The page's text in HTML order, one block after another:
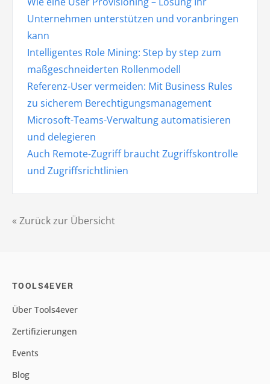
« Zurück zur Übersicht
Unternehmen unterstützen und voranbringen
kann
Intelligentes Role Mining: Step by step zum
maßgeschneiderten Rollenmodell
Referenz-User vermeiden: Mit Business Rules
zu sicherem Berechtigungsmanagement
Microsoft-Teams-Verwaltung automatisieren
und delegieren
Auch Remote-Zugriff braucht Zugriffskontrolle
und Zugriffsrichtlinien
TOOLS4EVER
Über Tools4ever
Zertifizierungen
Events
Blog